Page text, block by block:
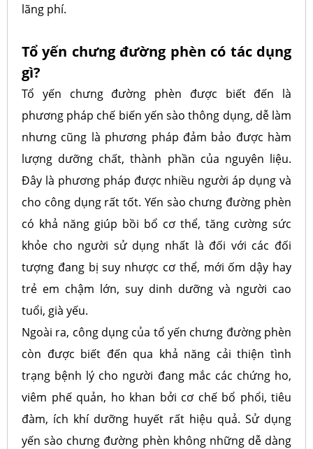
lãng phí.
Tổ yến chưng đường phèn có tác dụng
gì?
Tổ yến chưng đường phèn được biết đến là
phương pháp chế biến yến sào thông dụng, dễ làm
nhưng cũng là phương pháp đảm bảo được hàm
lượng dưỡng chất, thành phần của nguyên liệu.
Đây là phương pháp được nhiều người áp dụng và
cho công dụng rất tốt. Yến sào chưng đường phèn
có khả năng giúp bồi bổ cơ thể, tăng cường sức
khỏe cho người sử dụng nhất là đối với các đối
tượng đang bị suy nhược cơ thể, mới ốm dậy hay
trẻ em chậm lớn, suy dinh dưỡng và người cao
tuổi, già yếu.
Ngoài ra, công dụng của tổ yến chưng đường phèn
còn được biết đến qua khả năng cải thiện tình
trạng bệnh lý cho người đang mắc các chứng ho,
viêm phế quản, ho khan bởi cơ chế bổ phổi, tiêu
đàm, ích khí dưỡng huyết rất hiệu quả. Sử dụng
yến sào chưng đường phèn không những dễ dàng